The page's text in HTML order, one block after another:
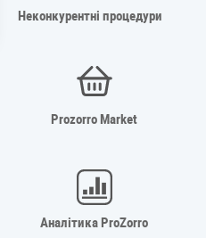
Неконкурентні процедури
Prozorro Market
Аналітика ProZorro